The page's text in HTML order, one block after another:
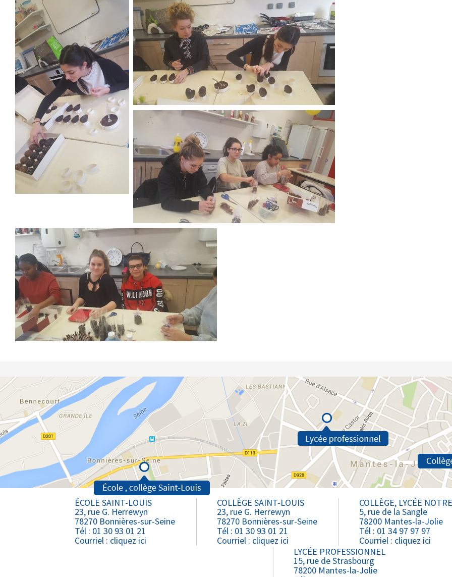
ÉCOLE SAINT-LOUIS
23, rue G. Herrewyn
78270 Bonnières-sur-Seine
Tél : 01 30 93 01 21
Courriel : cliquez ici
COLLÈGE SAINT-LOUIS
23, rue G. Herrewyn
78270 Bonnières-sur-Seine
Tél : 01 30 93 01 21
Courriel : cliquez ici
COLLÈGE, LYCÉE
5, rue de la Sangle
78200 Mantes-la-Jolie
Tél : 01 34 97 97 97
Courriel : cliquez ici
LYCÉE PROFESSIONNEL
15, rue de Strasbourg
78200 Mantes-la-Jolie